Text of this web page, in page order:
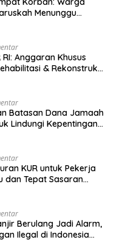
Menunggu
Anggaran Khusus
& Rekonstruksi
Batasan Dana Jamaah
Lindungi Kepentingan
KUR untuk Pekerja
dan Tepat Sasaran
Berulang Jadi Alarm,
Ilegal di Indonesia